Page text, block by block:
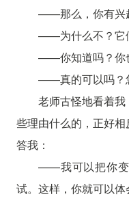
——那么，你有兴
——为什么不？它
——你知道吗？你
——真的可以吗？
老师古怪地看着
些理由什么的，正好
答我：
——我可以把你变
试。这样，你就可以